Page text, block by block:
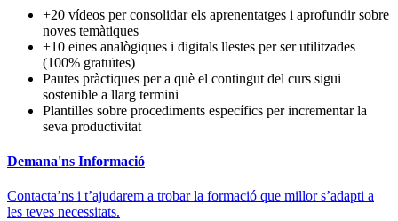
+20 vídeos per consolidar els aprenentatges i aprofundir sobre
noves temàtiques
+10 eines analògiques i digitals llestes per ser utilitzades
(100% gratuïtes)
Pautes pràctiques per a què el contingut del curs sigui
sostenible a llarg termini
Plantilles sobre procediments específics per incrementar la
seva productivitat
Demana'ns Informació
Contacta’ns i t’ajudarem a trobar la formació que millor s’adapti a
les teves necessitats.